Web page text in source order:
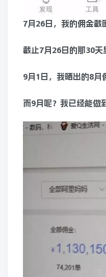
7月26日，我的佣金
截止7月26日的那30天
9月1日，我晒出的8月
而9月呢？我已经能做